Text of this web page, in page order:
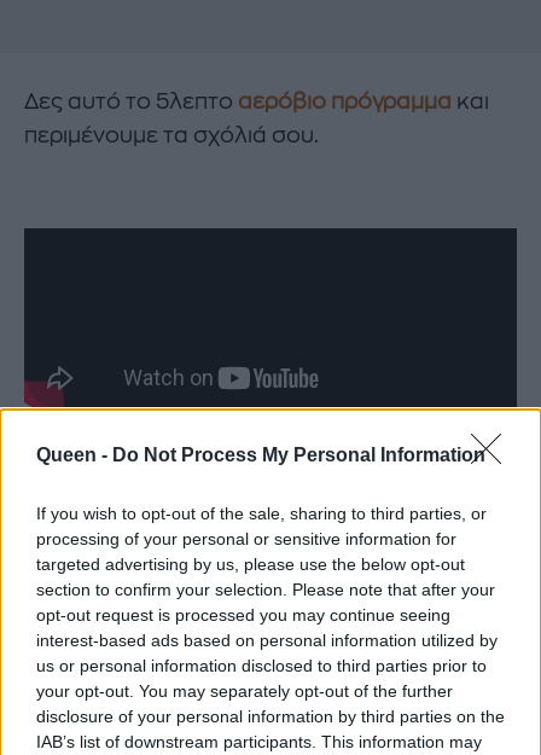
Queen - Do Not Process My Personal Information
If you wish to opt-out of the sale, sharing to third parties, or
processing of your personal or sensitive information for
targeted advertising by us, please use the below opt-out
section to confirm your selection. Please note that after your
opt-out request is processed you may continue seeing
interest-based ads based on personal information utilized by
us or personal information disclosed to third parties prior to
your opt-out. You may separately opt-out of the further
disclosure of your personal information by third parties on the
IAB’s list of downstream participants. This information may
Δες αυτό το 5λεπτο αερόβιο πρόγραμμα και
περιμένουμε τα σχόλιά σου.
ΒΙΝΤΕΟ ΓΥΜΝΑΣΤΙΚΗΣ ΑΣΚΗΣΕΙΣ ΓΥΜΝΑΣΤΙΚΗΣ
ΑΕΡΟΒΙΑ ΑΣΚΗΣΗ
ΠΩΣ ΘΑ ΧΑΣΩ ΚΙΛΑ ΔΙΑΚΟΠΩΝ
ΠΩΣ ΘΑ ΧΑΣΩ ΚΙΛΑ